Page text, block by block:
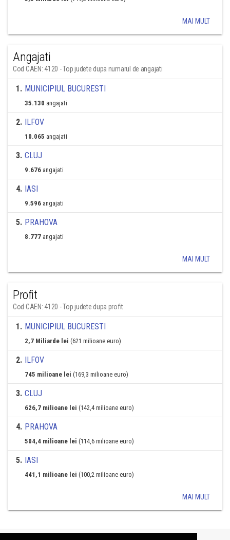
MAI MULT
Angajati
Cod CAEN: 4120 - Top judete dupa numarul de angajati
1. MUNICIPIUL BUCURESTI
35.130 angajati
2. ILFOV
10.065 angajati
3. CLUJ
9.676 angajati
4. IASI
9.596 angajati
5. PRAHOVA
8.777 angajati
MAI MULT
Profit
Cod CAEN: 4120 - Top judete dupa profit
1. MUNICIPIUL BUCURESTI
2,7 Miliarde lei (621 milioane euro)
2. ILFOV
745 milioane lei (169,3 milioane euro)
3. CLUJ
626,7 milioane lei (142,4 milioane euro)
4. PRAHOVA
504,4 milioane lei (114,6 milioane euro)
5. IASI
441,1 milioane lei (100,2 milioane euro)
MAI MULT